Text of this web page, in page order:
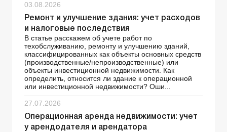
03.08.2026
Ремонт и улучшение здания: учет расходов
и налоговые последствия
В статье расскажем об учете работ по
техобслуживанию, ремонту и улучшению зданий,
классифицированных как объекты основных средств
(производственные/непроизводственные) или
объекты инвестиционной недвижимости. Как
определить, относится ли здание к операционной
или инвестиционной недвижимости? Оши...
27.07.2026
Операционная аренда недвижимости: учет
у арендодателя и арендатора